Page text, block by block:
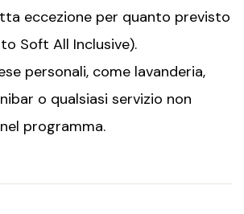
eccezione per quanto previsto
Soft All Inclusive).
personali, come lavanderia,
o qualsiasi servizio non
programma.